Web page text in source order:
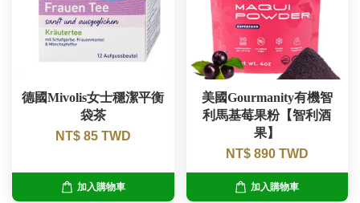
德國Mivolis女士穩潔平衡
袋茶
NT$ 85 TWD
加入購物車
美國Gourmanity有機智
利馬基莓果粉【智利酒
果】
NT$ 890 TWD
加入購物車